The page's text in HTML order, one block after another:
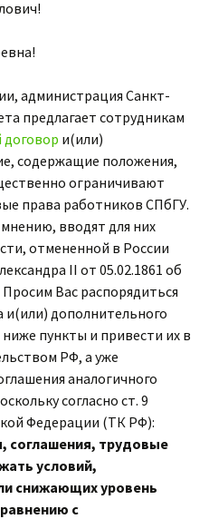
администрация Санкт-
предлагает сотрудникам
договор и(или)
содержащие положения,
ограничивают
права работников СПбГУ.
вводят для них
отмененной в России
II от 05.02.1861 об
Вас распорядиться
и(или) дополнительного
пункты и привести их в
РФ, а уже
аналогичного
согласно ст. 9
Федерации (ТК РФ):
соглашения, трудовые
условий,
снижающих уровень
с